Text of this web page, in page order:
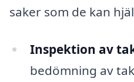
saker som de kan
Inspektion av
bedömning av